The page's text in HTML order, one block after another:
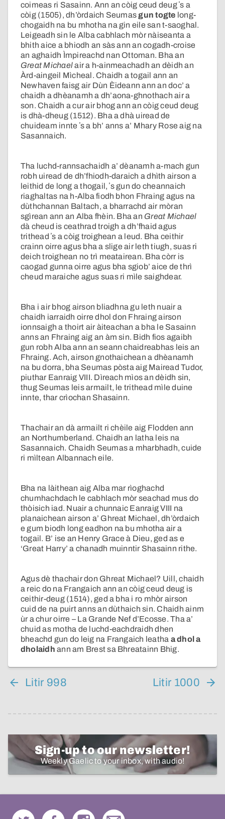
coimeas ri Sasainn. Ann an còig ceud deug ʼs a
còig (1505), dh’òrdaich Seumasgun togte long-
chogaidh na bu mhotha na gin eile san t-saoghal.
Leigeadh sin le Alba cabhlach mòr nàiseanta a
bhith aice a bhiodh an sàs ann an cogadh-croise
an aghaidh Ìmpireachd nan Ottoman. Bha an
Great Michaelair a h-ainmeachadh an dèidh an
Àrd-aingeil Mìcheal. Chaidh a togail ann an
Newhaven faisg air Dùn Èideann ann an doc’ a
chaidh a dhèanamh a dh’aona-ghnothach air a
son. Chaidh a cur air bhog ann an còig ceud deug
is dhà-dheug (1512). Bha a dhà uiread de
chuideam innte ʼs a bh’ anns a’ Mhary Rose aig na
Sasannaich.
Tha luchd-rannsachaidh a’ dèanamh a-mach gun
robh uiread de dh’fhiodh-daraich a dhìth airson a
leithid de long a thogail, ʼs gun do cheannaich
riaghaltas na h-Alba fiodh bhon Fhraing agus na
dùthchannan Baltach, a bharrachd air mòran
sgìrean ann an Alba fhèin. Bha an Great Michael
dà cheud is ceathrad troigh a dh’fhaid agus
trithead ʼs a còig troighean a leud. Bha ceithir
crainn oirre agus bha a slige air leth tiugh, suas ri
deich troighean no trì meatairean. Bha còrr is
caogad gunna oirre agus bha sgiob’ aice de thrì
cheud maraiche agus suas ri mìle saighdear.
Bha i air bhog airson bliadhna gu leth nuair a
chaidh iarraidh oirre dhol don Fhraing airson
ionnsaigh a thoirt air àiteachan a bha le Sasainn
anns an Fhraing aig an àm sin. Bidh fios agaibh
gun robh Alba ann an seann chaidreabhas leis an
Fhraing. Ach, airson gnothaichean a dhèanamh
na bu dorra, bha Seumas pòsta aig Mairead Tudor,
piuthar Eanraig VIII. Dìreach mìos an dèidh sin,
thug Seumas leis armailt, le trithead mìle duine
innte, thar crìochan Shasainn.
Thachair an dà armailt ri chèile aig Flodden ann
an Northumberland. Chaidh an latha leis na
Sasannaich. Chaidh Seumas a mharbhadh, cuide
ri mìltean Albannach eile.
Bha na làithean aig Alba mar rìoghachd
chumhachdach le cabhlach mòr seachad mus do
thòisich iad. Nuair a chunnaic Eanraig VIII na
planaichean airson a’ Ghreat Michael, dh’òrdaich
e gum biodh long eadhon na bu mhotha air a
togail. B’ ise an Henry Grace à Dieu, ged as e
‘Great Harry’ a chanadh muinntir Shasainn rithe.
Agus dè thachair don Ghreat Michael? Uill, chaidh
a reic do na Frangaich ann an còig ceud deug is
ceithir-deug (1514), ged a bha i ro mhòr airson
cuid de na puirt anns an dùthaich sin. Chaidh ainm
ùr a chur oirre – La Grande Nef d’Ecosse. Tha a’
chuid as motha de luchd-eachdraidh dhen
bheachd gun do leig na Frangaich leatha a dhol a
dholaidh ann am Brest sa Bhreatainn Bhig.
Litir 998 Litir 1000
Sign-up to our newsletter!
Weekly Gaelic to your inbox, with audio!